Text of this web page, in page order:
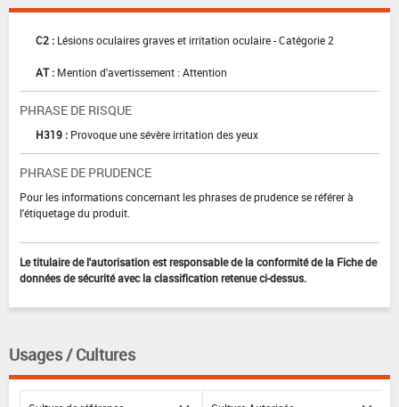
C2 : Lésions oculaires graves et irritation oculaire - Catégorie 2
AT : Mention d'avertissement : Attention
PHRASE DE RISQUE
H319 : Provoque une sévère irritation des yeux
PHRASE DE PRUDENCE
Pour les informations concernant les phrases de prudence se référer à
l'étiquetage du produit.
Le titulaire de l'autorisation est responsable de la conformité de la Fiche de
données de sécurité avec la classification retenue ci-dessus.
Usages / Cultures